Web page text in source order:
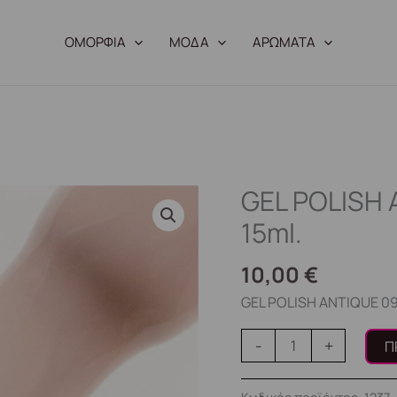
ΟΜΟΡΦΙΑ ΜΟΔΑ ΑΡΩΜΑΤΑ
GEL
15ml.
10,00€
GEL POLISH ANTIQUE
-
GEL
POLISH
ANTIQUE
09
(№19)
ποσότητα
+